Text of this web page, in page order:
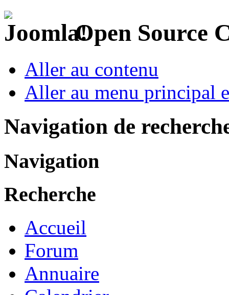
Open Source
Aller au contenu
Aller au menu principal
Navigation de
Navigation
Recherche
Accueil
Forum
Annuaire